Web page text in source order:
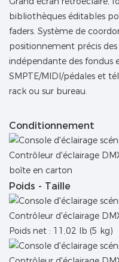
bibliothèques éditables
faders. Système de
positionnement précis
indépendante des fondus
SMPTE/MIDI/pédales et
rack ou sur bureau.
Conditionnement
boîte en carton
Poids - Taille
Poids net : 11,02 lb (5 kg)